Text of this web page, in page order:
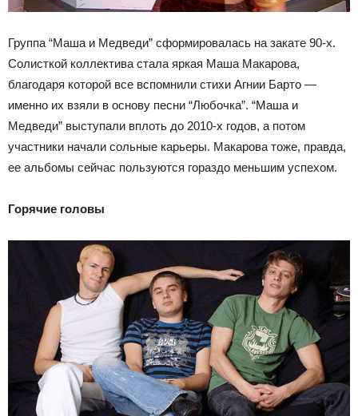
Группа “Маша и Медведи” сформировалась на закате 90-х.
Солисткой коллектива стала яркая Маша Макарова,
благодаря которой все вспомнили стихи Агнии Барто —
именно их взяли в основу песни “Любочка”. “Маша и
Медведи” выступали вплоть до 2010-х годов, а потом
участники начали сольные карьеры. Макарова тоже, правда,
ее альбомы сейчас пользуются гораздо меньшим успехом.
Горячие головы